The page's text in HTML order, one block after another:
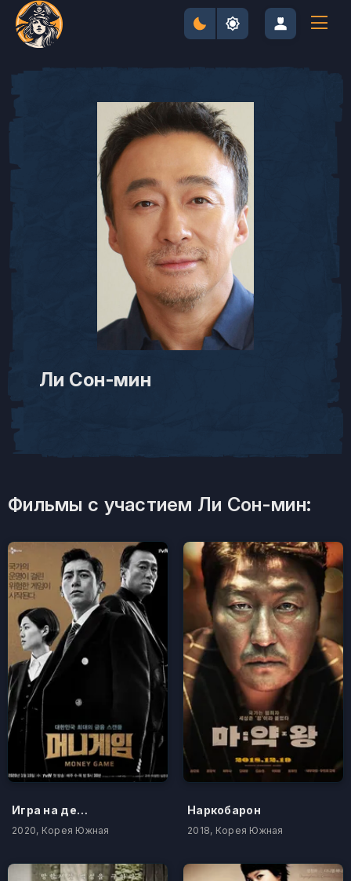
Ли Сон-мин
Фильмы с участием Ли Сон-мин:
Игра на деньги
2020, Корея Южная
Наркобарон
2018, Корея Южная